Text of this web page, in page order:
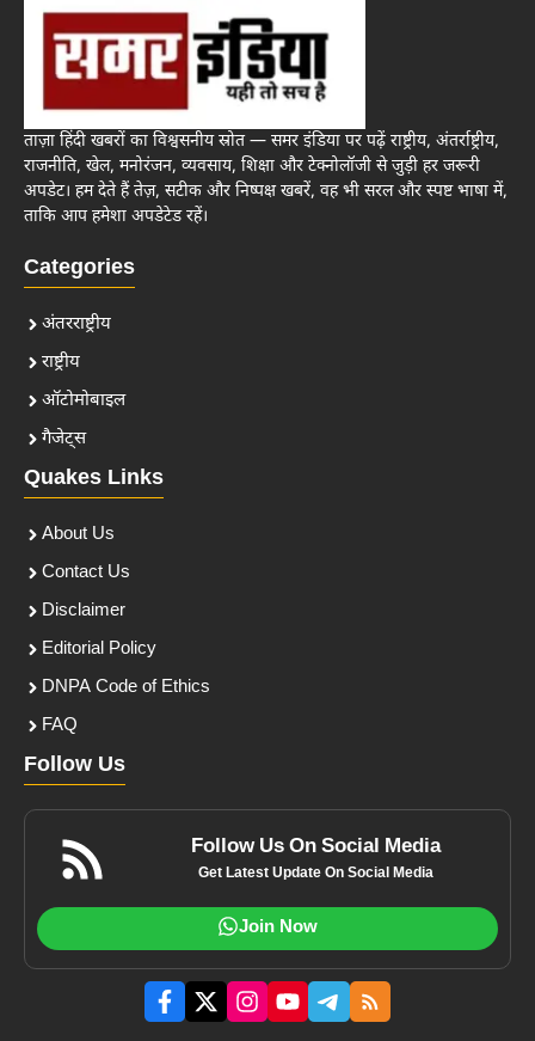
ताज़ा हिंदी खबरों का विश्वसनीय स्रोत — समर इंडिया पर पढ़ें राष्ट्रीय, अंतर्राष्ट्रीय,
राजनीति, खेल, मनोरंजन, व्यवसाय, शिक्षा और टेक्नोलॉजी से जुड़ी हर जरूरी
अपडेट। हम देते हैं तेज़, सटीक और निष्पक्ष खबरें, वह भी सरल और स्पष्ट भाषा में,
ताकि आप हमेशा अपडेटेड रहें।
Categories
अंतरराष्ट्रीय
राष्ट्रीय
ऑटोमोबाइल
गैजेट्स
Quakes Links
About Us
Contact Us
Disclaimer
Editorial Policy
DNPA Code of Ethics
FAQ
Follow Us
Follow Us On Social Media
Get Latest Update On Social Media
Join Now